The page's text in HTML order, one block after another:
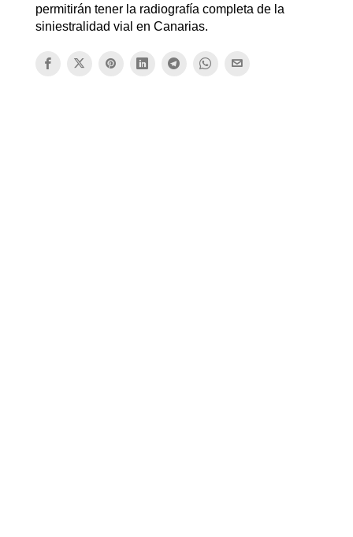
permitirán tener la radiografía completa de la
siniestralidad vial en Canarias.